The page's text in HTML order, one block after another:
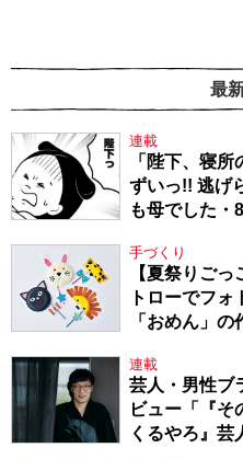
最
連載
「陛下、寝
ずいっ!! 逃げ
も母でした・8
手づくり
【夏祭りご
トローでフ
「おめん」の
連載
芸人・男性ブ
ビュー「『そ
くるやろ』芸